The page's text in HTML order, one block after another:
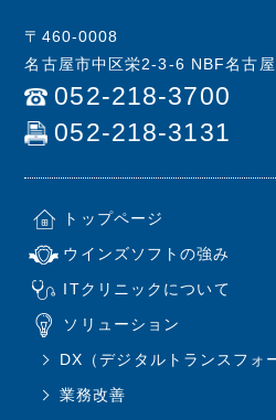
〒460-0008
名古屋市中区栄2-3-6 NBF名古
052-218-3700
052-218-3131
トップページ
ウインズソフトの強み
ITクリニックについて
ソリューション
DX（デジタルトランスフォ
業務改善